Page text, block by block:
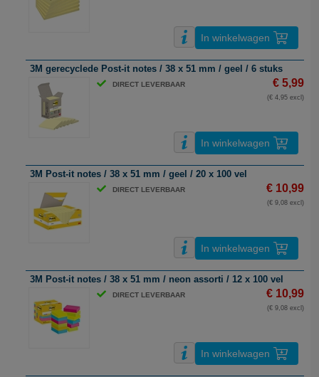
In winkelwagen
3M gerecyclede Post-it notes / 38 x 51 mm / geel / 6 stuks
DIRECT LEVERBAAR € 5,99
(€ 4,95 excl)
In winkelwagen
3M Post-it notes / 38 x 51 mm / geel / 20 x 100 vel
DIRECT LEVERBAAR € 10,99
(€ 9,08 excl)
In winkelwagen
3M Post-it notes / 38 x 51 mm / neon assorti / 12 x 100 vel
DIRECT LEVERBAAR € 10,99
(€ 9,08 excl)
In winkelwagen